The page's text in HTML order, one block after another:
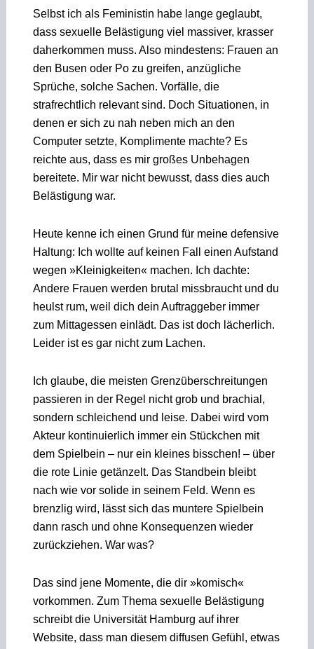
Selbst ich als Feministin habe lange geglaubt,
dass sexuelle Belästigung viel massiver, krasser
daherkommen muss. Also mindestens: Frauen an
den Busen oder Po zu greifen, anzügliche
Sprüche, solche Sachen. Vorfälle, die
strafrechtlich relevant sind. Doch Situationen, in
denen er sich zu nah neben mich an den
Computer setzte, Komplimente machte? Es
reichte aus, dass es mir großes Unbehagen
bereitete. Mir war nicht bewusst, dass dies auch
Belästigung war.
Heute kenne ich einen Grund für meine defensive
Haltung: Ich wollte auf keinen Fall einen Aufstand
wegen »Kleinigkeiten« machen. Ich dachte:
Andere Frauen werden brutal missbraucht und du
heulst rum, weil dich dein Auftraggeber immer
zum Mittagessen einlädt. Das ist doch lächerlich.
Leider ist es gar nicht zum Lachen.
Ich glaube, die meisten Grenzüberschreitungen
passieren in der Regel nicht grob und brachial,
sondern schleichend und leise. Dabei wird vom
Akteur kontinuierlich immer ein Stückchen mit
dem Spielbein – nur ein kleines bisschen! – über
die rote Linie getänzelt. Das Standbein bleibt
nach wie vor solide in seinem Feld. Wenn es
brenzlig wird, lässt sich das muntere Spielbein
dann rasch und ohne Konsequenzen wieder
zurückziehen. War was?
Das sind jene Momente, die dir »komisch«
vorkommen. Zum Thema sexuelle Belästigung
schreibt die Universität Hamburg auf ihrer
Website, dass man diesem diffusen Gefühl, etwas